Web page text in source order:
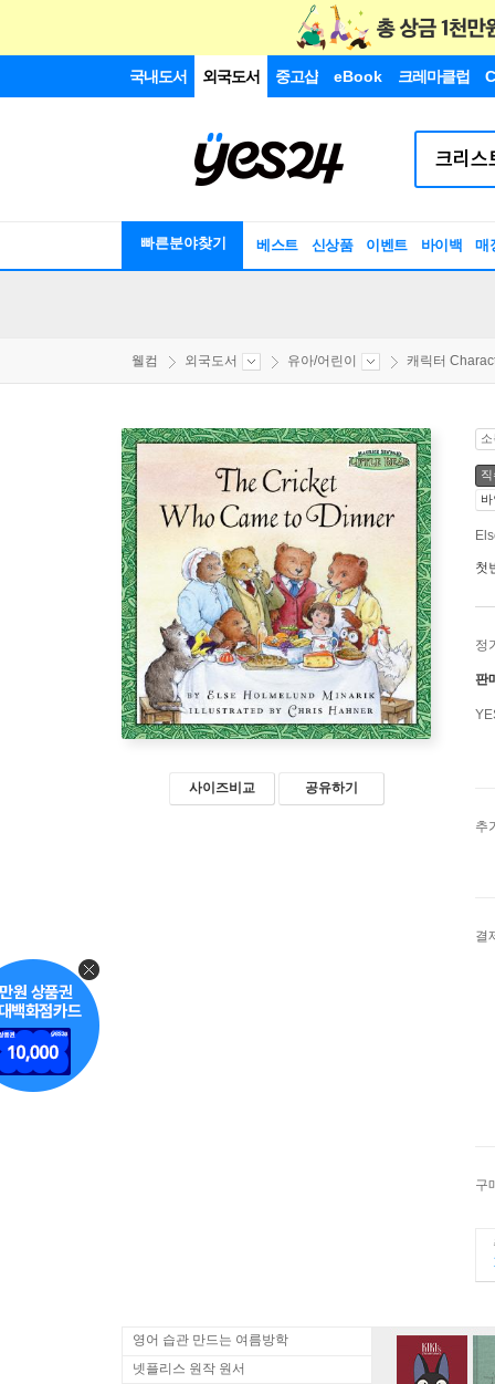
국내도서 외국도서 중고샵 eBook 크레마클럽
빠른분야찾기 베스트 신상품 이벤트 바이백 매
웰컴 외국도서 유아/어린이 캐릭터
사이즈비교 공유하기
첫
정
판
추
결
구
영어 습관 만드는 여름방학
넷플리스 원작 원서